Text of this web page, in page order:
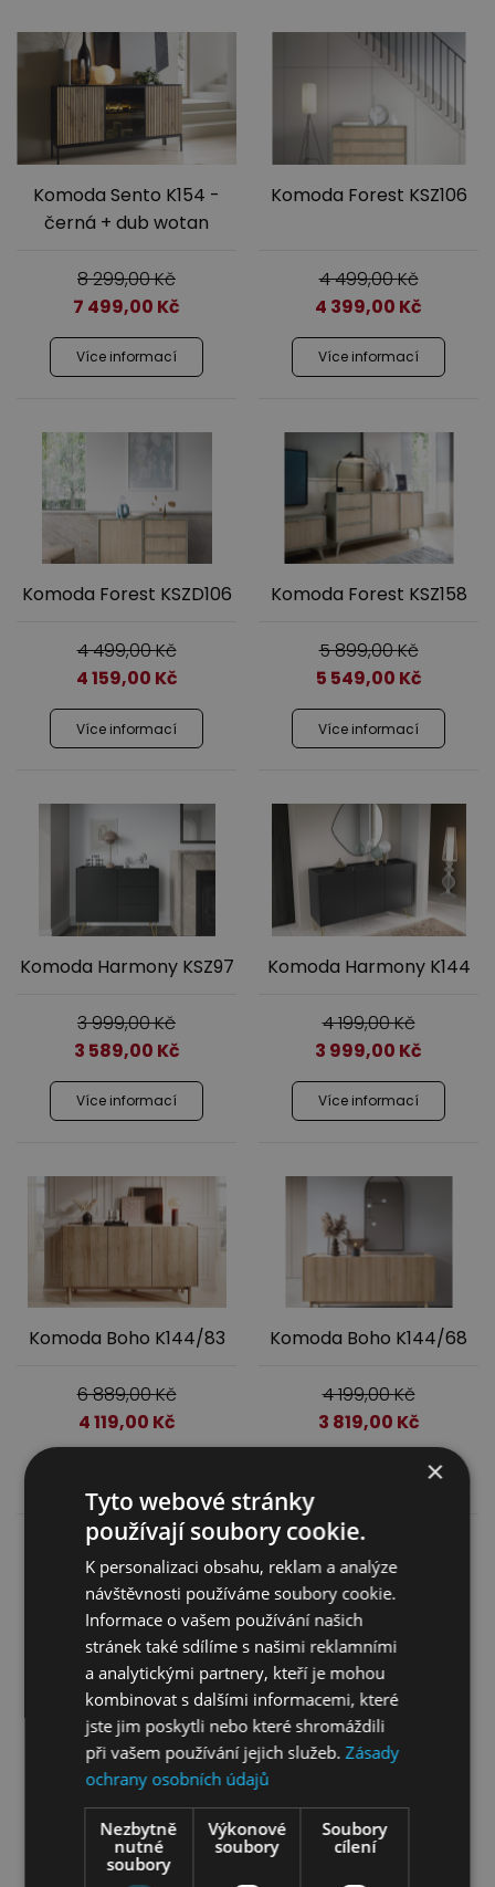
Komoda Sento K154 -
černá + dub wotan
8 299,00Kč
7 499,00 Kč
Více informací
Komoda Forest KSZ106
4 499,00Kč
4 399,00 Kč
Více informací
Komoda Forest KSZD106
4 499,00Kč
4 159,00 Kč
Více informací
Komoda Forest KSZ158
5 899,00Kč
5 549,00 Kč
Více informací
Komoda Harmony KSZ97
3 999,00Kč
3 589,00 Kč
Více informací
Komoda Harmony K144
4 199,00Kč
3 999,00 Kč
Více informací
Komoda Boho K144/83
6 889,00Kč
4 119,00 Kč
Komoda Boho K144/68
4 199,00Kč
3 819,00 Kč
Komoda Boho KD97
4 299,00Kč
3 869,00Kč
Více informací
Komoda Nova K104 -
černá
6 249,00Kč
Více informací
×
Tyto webové stránky
používají soubory cookie.
K personalizaci obsahu, reklam a analýze
návštěvnosti používáme soubory cookie.
Informace o vašem používání našich
stránek také sdílíme s našimi reklamními
a analytickými partnery, kteří je mohou
kombinovat s dalšími informacemi, které
jste jim poskytli nebo které shromáždili
při vašem používání jejich služeb.Zásady
ochrany osobních údajů
Nezbytně
nutné
soubory
Výkonové
soubory
Soubory
cílení